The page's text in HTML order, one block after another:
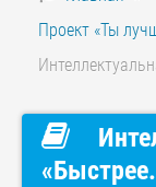
Проект «Ты